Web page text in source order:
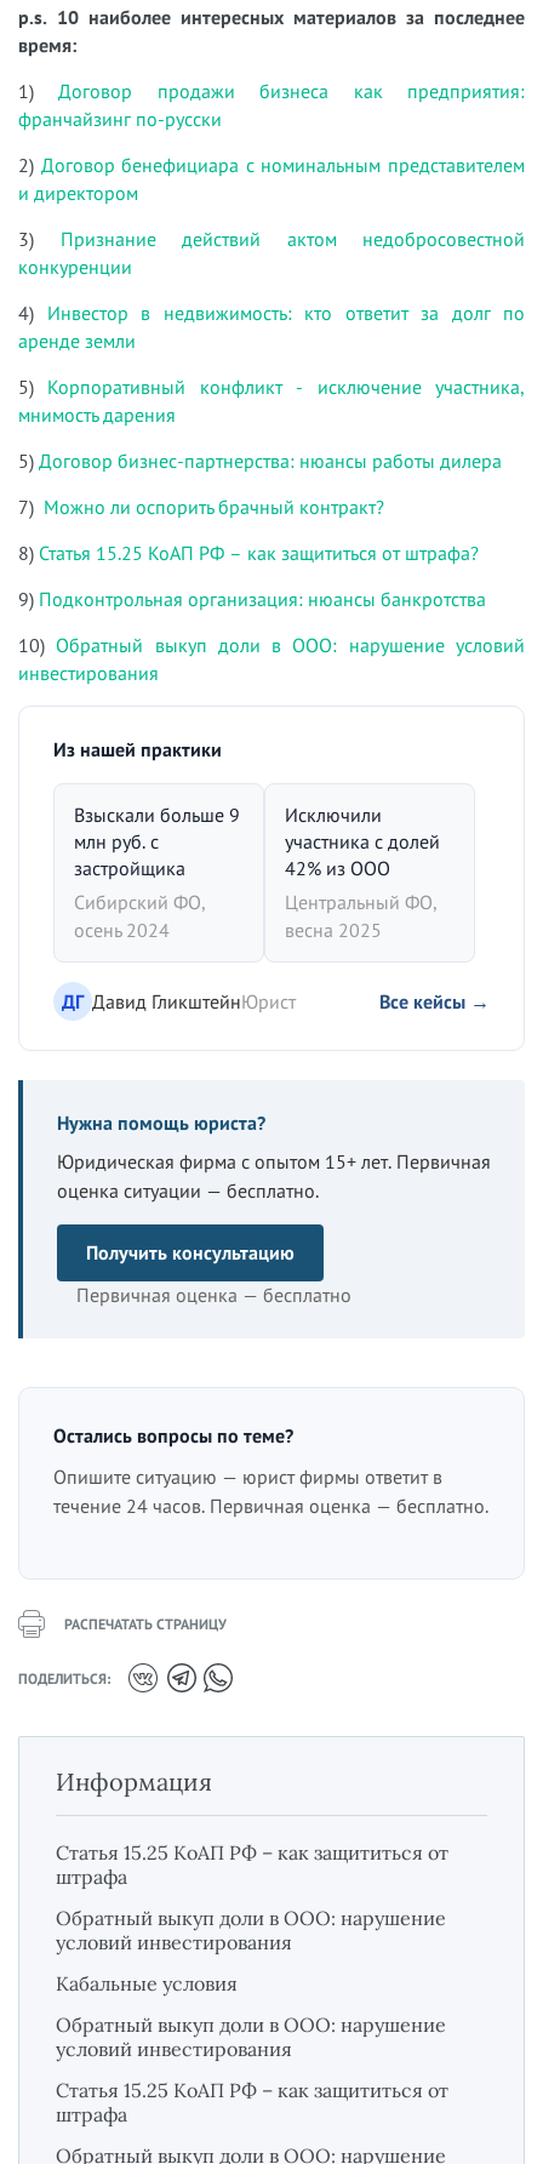
p.s. 10 наиболее интересных материалов за последнее
время:
1)Договор продажи бизнеса как предприятия:
франчайзинг по-русски
2) Договор бенефициара с номинальным представителем
и директором
3) Признание действий актом недобросовестной
конкуренции
4) Инвестор в недвижимость: кто ответит за долг по
аренде земли
5) Корпоративный конфликт - исключение участника,
мнимость дарения
5) Договор бизнес-партнерства: нюансы работы дилера
7) Можно ли оспорить брачный контракт?
8) Статья 15.25 КоАП РФ – как защититься от штрафа?
9) Подконтрольная организация: нюансы банкротства
10)Обратный выкуп доли в ООО: нарушение условий
инвестирования
Из нашей практики
Взыскали больше 9
млн руб. с
застройщика
Сибирский ФО,
осень 2024
Исключили
участника с долей
42% из ООО
Центральный ФО,
весна 2025
ДГ Давид ГликштейнЮрист Все кейсы →
Нужна помощь юриста?
Юридическая фирма с опытом 15+ лет. Первичная
оценка ситуации — бесплатно.
Получить консультацию
Первичная оценка — бесплатно
Остались вопросы по теме?
Опишите ситуацию — юрист фирмы ответит в
течение 24 часов. Первичная оценка — бесплатно.
РАСПЕЧАТАТЬ СТРАНИЦУ
ПОДЕЛИТЬСЯ:
Информация
Статья 15.25 КоАП РФ – как защититься от
штрафа
Обратный выкуп доли в ООО: нарушение
условий инвестирования
Кабальные условия
Обратный выкуп доли в ООО: нарушение
условий инвестирования
Статья 15.25 КоАП РФ – как защититься от
штрафа
Обратный выкуп доли в ООО: нарушение